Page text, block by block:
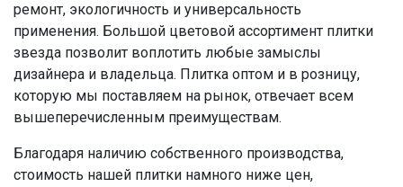
ремонт, экологичность и универсальность
применения. Большой цветовой ассортимент плитки
звезда позволит воплотить любые замыслы
дизайнера и владельца. Плитка оптом и в розницу,
которую мы поставляем на рынок, отвечает всем
вышеперечисленным преимуществам.
Благодаря наличию собственного производства,
стоимость нашей плитки намного ниже цен,